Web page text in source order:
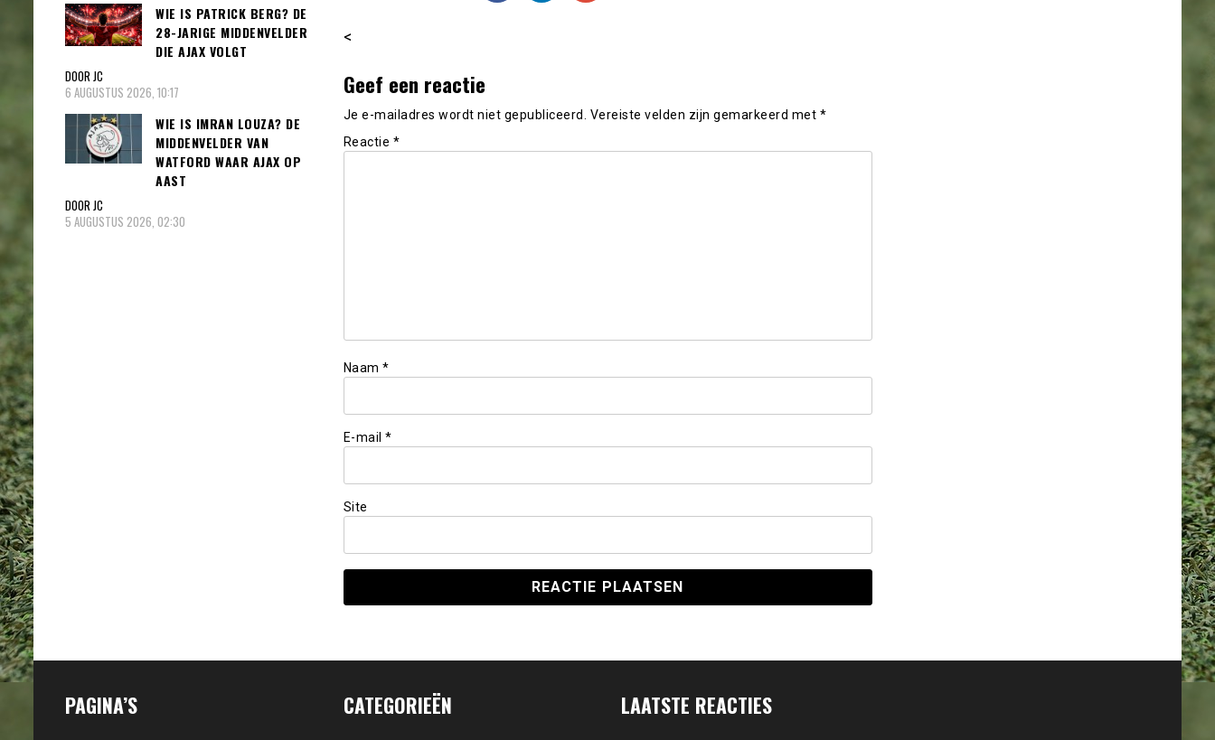
<
Geef een reactie
Je e-mailadres wordt niet gepubliceerd. Vereiste velden zijn gemarkeerd met *
Reactie *
Naam *
E-mail *
Site
WIE IS PATRICK BERG? DE
28-JARIGE MIDDENVELDER
DIE AJAX VOLGT
DOOR JC
6 AUGUSTUS 2026, 10:17
WIE IS IMRAN LOUZA? DE
MIDDENVELDER VAN
WATFORD WAAR AJAX OP
AAST
DOOR JC
5 AUGUSTUS 2026, 02:30
PAGINA’S CATEGORIEËN LAATSTE REACTIES